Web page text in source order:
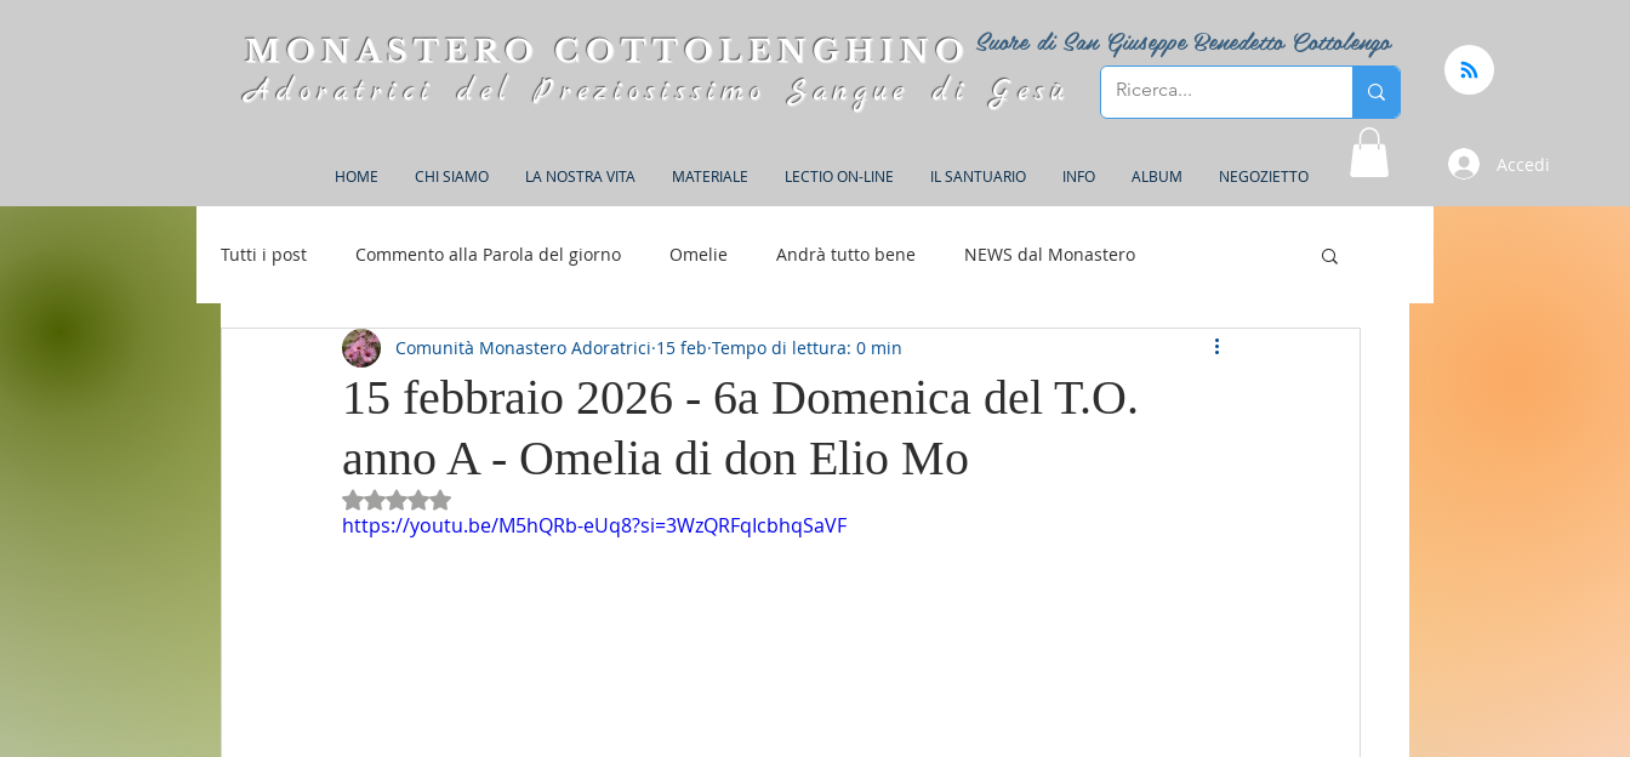
Suore di San Giuseppe Benedetto Cottolengo
MONASTERO COTTOLENGHINO
Adoratrici del Preziosissimo Sangue di Gesù
HOME CHI SIAMO LA NOSTRA VITA MATERIALE LECTIO ON-LINE IL SANTUARIO INFO ALBUM NEGOZIETTO
Accedi
Tutti i post Commento alla Parola del giorno Omelie Andrà tutto bene NEWS dal Monastero
Rifugio S. M. della Bellezza 150 anni di Adorazione
15 febbraio 2026 - 6a Domenica del T.O.
anno A - Omelia di don Elio Mo
Comunità Monastero Adoratrici 15 feb Tempo di lettura: 0 min
Valutazione NaN stelle su 5.
https://youtu.be/M5hQRb-eUq8?si=3WzQRFqIcbhqSaVF